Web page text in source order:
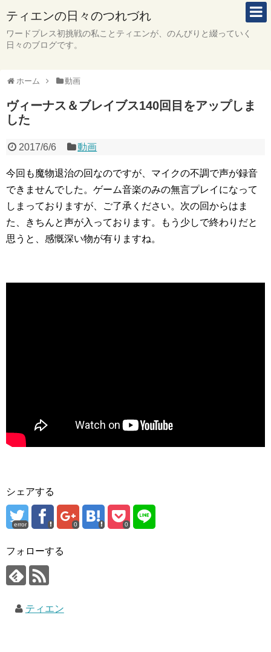
ティエンの日々のつれづれ
ワードプレス初挑戦の私ことティエンが、のんびりと綴っていく
日々のブログです。
ホーム 動画
ヴィーナス＆ブレイブス140回目をアップしま
した
2017/6/6 動画
今回も魔物退治の回なのですが、マイクの不調で声が録音
できませんでした。ゲーム音楽のみの無言プレイになって
しまっておりますが、ご了承ください。次の回からはま
た、きちんと声が入っております。もう少しで終わりだと
思うと、感慨深い物が有りますね。
シェアする
error 0 0
フォローする
ティエン